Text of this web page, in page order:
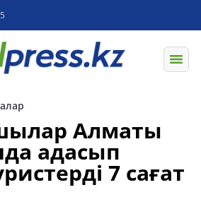
Алматы
адасып
7 сағат